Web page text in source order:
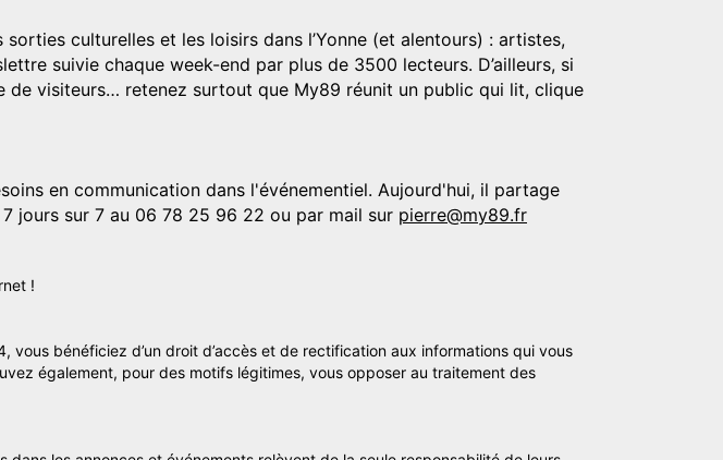
culturelles et les loisirs dans l’Yonne (et alentours) : artistes,
suivie chaque week-end par plus de 3500 lecteurs. D’ailleurs, si
de visiteurs… retenez surtout que My89 réunit un public qui lit, clique
en communication dans l'événementiel. Aujourd'hui, il partage
jours sur 7 au 06 78 25 96 22 ou par mail sur pierre@my89.fr
!
bénéficiez d’un droit d’accès et de rectification aux informations qui vous
également, pour des motifs légitimes, vous opposer au traitement des